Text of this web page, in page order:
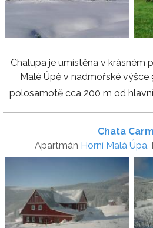
Chalupa je umístěna v krásném
Malé Úpě v nadmořské výšce
polosamotě cca 200 m od hlavní
Chata
Apartmán Horní Malá Úpa,